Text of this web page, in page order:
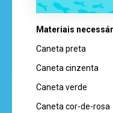
Materiais
Caneta preta
Caneta cinzenta
Caneta verde
Caneta cor-de-rosa